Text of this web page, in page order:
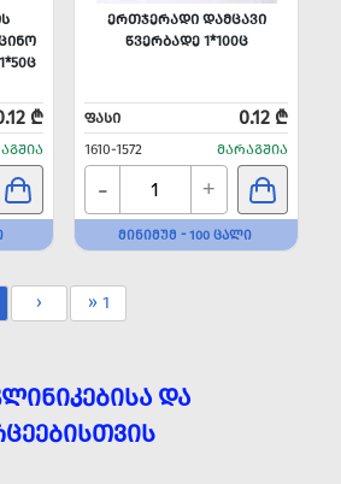
₾
ᲔᲠᲗᲯᲔᲠᲐᲓᲘ ᲓᲐᲛᲪᲐᲕᲘ
ᲬᲕᲔᲠᲑᲐᲓᲔ 1*100Ც
ᲤᲐᲡᲘ 0.12 ₾
1610-1572 ᲛᲐᲠᲐᲒᲨᲘᲐ
- +
ᲛᲘᲜᲘᲛᲣᲛ - 100 ᲪᲐᲚᲘ
› » 1
ᲓᲐ